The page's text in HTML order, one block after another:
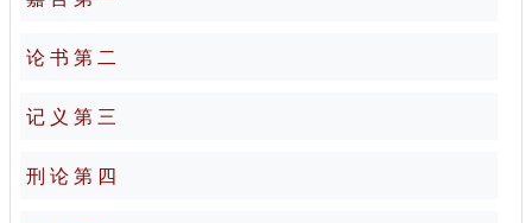
论 书 第 二
记 义 第 三
刑 论 第 四